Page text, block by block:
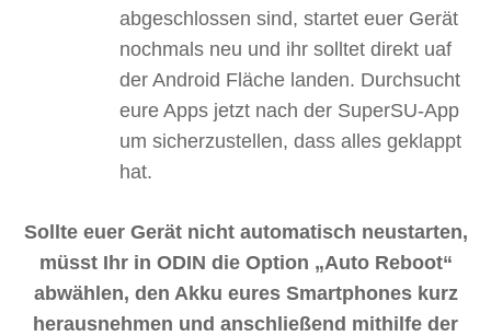
abgeschlossen sind, startet euer Gerät
nochmals neu und ihr solltet direkt uaf
der Android Fläche landen. Durchsucht
eure Apps jetzt nach der SuperSU-App
um sicherzustellen, dass alles geklappt
hat.
Sollte euer Gerät nicht automatisch neustarten,
müsst Ihr in ODIN die Option „Auto Reboot“
abwählen, den Akku eures Smartphones kurz
herausnehmen und anschließend mithilfe der